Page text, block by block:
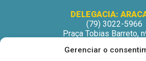
Gerenciar o
DELEGACIA:
(79) 3022-5966
Praça Tobias Barreto,
São José –